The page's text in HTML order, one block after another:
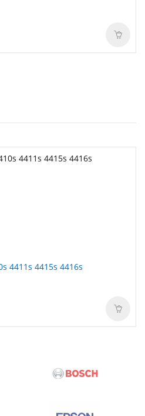
4411s 4415s 4416s